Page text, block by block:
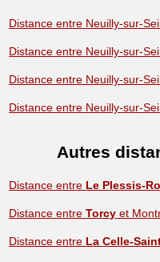
Distance entre Neuilly-sur-
Distance entre Neuilly-sur-
Distance entre Neuilly-sur-
Distance entre Neuilly-sur-
Autres
Distance entre Le Plessis-
Distance entreTorcy et
Distance entre La Celle-